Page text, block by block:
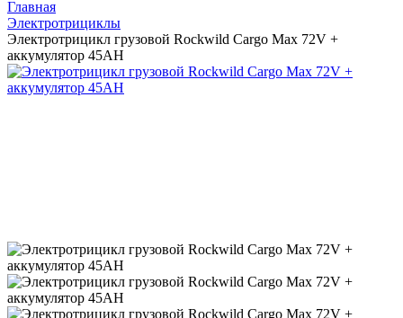
Главная
Электротрициклы
Электротрицикл грузовой Rockwild Cargo Max 72V +
аккумулятор 45AH